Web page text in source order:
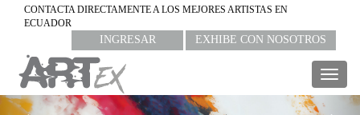
CONTACTA DIRECTAMENTE A LOS MEJORES ARTISTAS EN
ECUADOR
INGRESAR EXHIBE CON NOSOTROS
Previous